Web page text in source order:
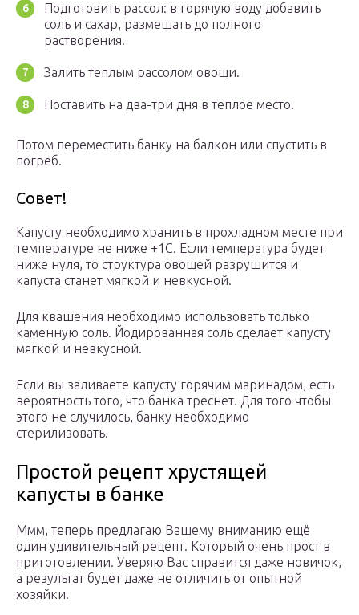
Подготовить рассол: в горячую воду добавить
соль и сахар, размешать до полного
растворения.
Залить теплым рассолом овощи.
Поставить на два-три дня в теплое место.
Потом переместить банку на балкон или спустить в
погреб.
Совет!
Капусту необходимо хранить в прохладном месте при
температуре не ниже +1С. Если температура будет
ниже нуля, то структура овощей разрушится и
капуста станет мягкой и невкусной.
Для квашения необходимо использовать только
каменную соль. Йодированная соль сделает капусту
мягкой и невкусной.
Если вы заливаете капусту горячим маринадом, есть
вероятность того, что банка треснет. Для того чтобы
этого не случилось, банку необходимо
стерилизовать.
Простой рецепт хрустящей
капусты в банке
Ммм, теперь предлагаю Вашему вниманию ещё
один удивительный рецепт. Который очень прост в
приготовлении. Уверяю Вас справится даже новичок,
а результат будет даже не отличить от опытной
хозяйки.